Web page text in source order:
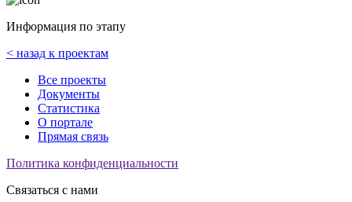
Информация по этапу
< назад к проектам
Все проекты
Документы
Статистика
О портале
Прямая связь
Политика конфиденциальности
Связаться с нами